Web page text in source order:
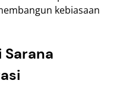
kebiasaan
Sarana